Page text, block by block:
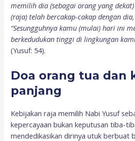
memilih dia (sebagai orang yang
(raja) telah bercakap-cakap dengan
“Sesungguhnya kamu (mulai) hari ini
berkedudukan tinggi di lingkungan
(Yusuf: 54).
Doa orang tua dan
panjang
Kebijakan raja memilih Nabi Yusuf
kepercayaan bukan keputusan tiba-
mendedikasikan dirinya utuk berbuat